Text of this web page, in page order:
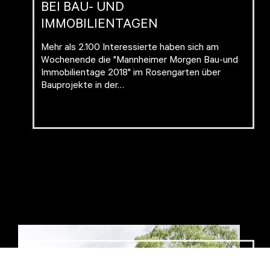
BEI BAU- UND
IMMOBILIENTAGEN
Mehr als 2.100 Interessierte haben sich am
Wochenende die "Mannheimer Morgen Bau-und
Immobilientage 2018" im Rosengarten über
Bauprojekte in der…